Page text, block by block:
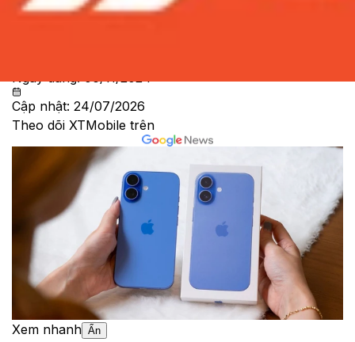
tế
Ngày đăng:06/11/2024
Cập nhật: 24/07/2026
Theo dõi XTMobile trên
Xem nhanh Ẩn